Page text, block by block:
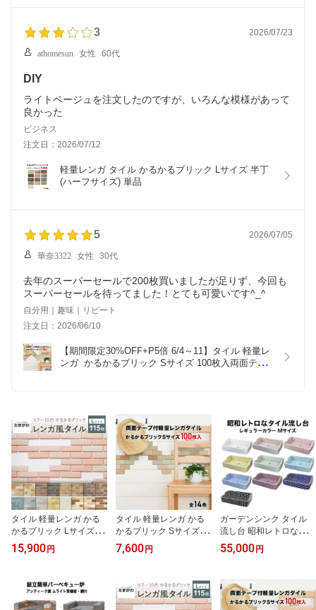
3 2026/07/23
athomesun 女性 60代
DIY
ライトベージュを注文したのですが、いろんな模様があって
良かった
ビジネス
注文日：2026/07/12
軽量レンガ タイル かるかるブリック Lサイズ 半丁
(ハーフサイズ) 単品
5 2026/07/05
華奈3322 女性 30代
去年のスーパーセールで200枚買いましたが足りず、今回も
スーパーセールを待ってました！とても可愛いです^_^
自分用｜趣味｜リピート
注文日：2026/06/10
【期間限定30%OFF+P5倍 6/4～11】タイル 軽量レ
ンガ  かるかるブリック Sサイズ 100枚入両面テー
タイル 軽量レンガ かる
かるブリック Lサイズ 11
5枚+予備5枚 レンガ タイ
ル 壁紙 DIY リフォーム
男前 インテリア キッチ
ン エクステリア 壁
15,900 円
タイル 軽量レンガ かる
かるブリック Sサイズ 10
0枚入両面テープ付 日本
製 壁紙 シール レンガ調
美濃焼 キッチン カウン
ター トイレ 玄関 壁 猫 爪
とぎ DIY
7,600 円
ガーデンシンク タイル
流し台 昭和レトロなタイ
ル流し台 Mサイズ レギュ
ラーカラー全10色 送料
エクステリア お洒落 老
人ホームなどにも大好評
です
55,000 円